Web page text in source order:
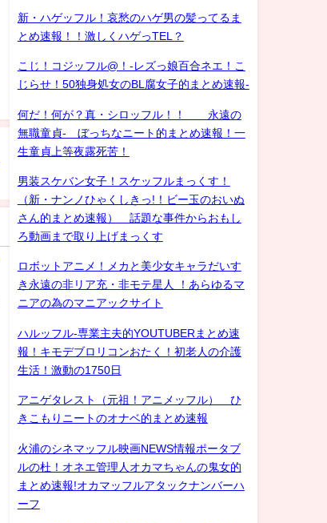
新・ハゲッフル！哀愁のハゲ男の髪ってるま
とめ速報！！激しくハゲっTEL？
こじ！コジッフル@！-レズっ娘百合ネエ！こ
じらせ！50独身処女のBL腐女子的まとめ速報-
何だ！何が？真・シロッフル！！ 永遠の
無職童貞- ぼっちなニート的まとめ速報！一
生童貞上等夜露死苦！
男装スケバン女子！スケッフルまっくす！
（新・ナンノひゃくしきっ!！ビー玉のおいぬ
さん的まとめ速報） 話題な事件からおもし
ろ動画まで取り上げまっくす
ロボットアニメ！メカと美少女キャラだいす
き永遠の非リア充・非モテ星人 ！あらゆるマ
ニアの為のマニアックサイト
ハルッフル-専業主夫的YOUTUBERまとめ速
報！キモデブロリコンおたく！初老人の介護
生活！激動の1750日
アニゲタレスト（元祖！アニメッフル） ひ
きこもりニートのオナベ的まとめ速報
火浦のシネマッフル映画NEWS情報ポータブ
ルの杜！オネエ管理人オカマちゃんの鬼女的
まとめ速報!オカマッフルアタックナンバーハ
ーフ